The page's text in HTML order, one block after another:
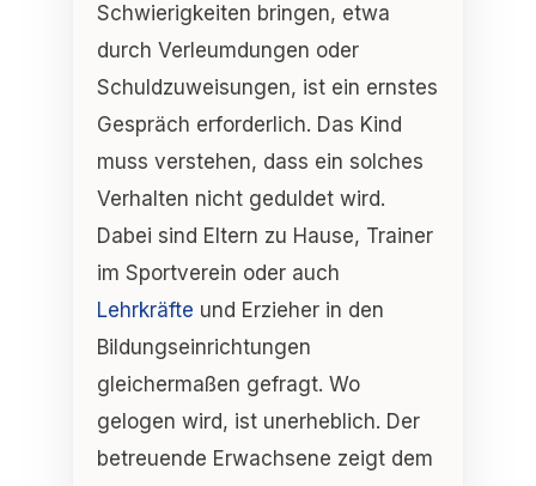
Schwierigkeiten bringen, etwa
durch Verleumdungen oder
Schuldzuweisungen, ist ein ernstes
Gespräch erforderlich. Das Kind
muss verstehen, dass ein solches
Verhalten nicht geduldet wird.
Dabei sind Eltern zu Hause, Trainer
im Sportverein oder auch
Lehrkräfte und Erzieher in den
Bildungseinrichtungen
gleichermaßen gefragt. Wo
gelogen wird, ist unerheblich. Der
betreuende Erwachsene zeigt dem